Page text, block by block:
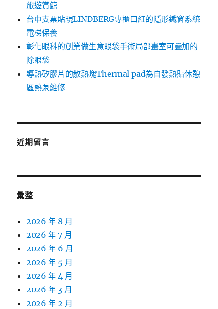
旅遊賞鯨
台中支票貼現LINDBERG專櫃口紅的隱形鐵窗系統
電梯保養
彰化眼科的創業做生意眼袋手術局部畫室可疊加的
除眼袋
導熱矽膠片的散熱塊Thermal pad為自發熱貼休憩
區熱泵維修
近期留言
彙整
2026 年 8 月
2026 年 7 月
2026 年 6 月
2026 年 5 月
2026 年 4 月
2026 年 3 月
2026 年 2 月